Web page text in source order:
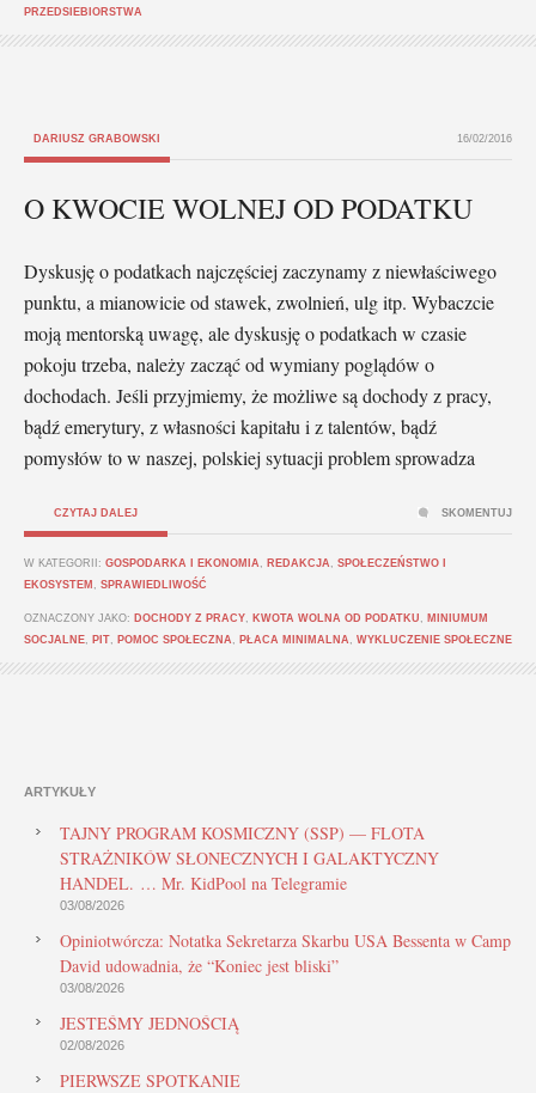
PRZEDSIEBIORSTWA
DARIUSZ GRABOWSKI 16/02/2016
O KWOCIE WOLNEJ OD PODATKU
Dyskusję o podatkach najczęściej zaczynamy z niewłaściwego
punktu, a mianowicie od stawek, zwolnień, ulg itp. Wybaczcie
moją mentorską uwagę, ale dyskusję o podatkach w czasie
pokoju trzeba, należy zacząć od wymiany poglądów o
dochodach. Jeśli przyjmiemy, że możliwe są dochody z pracy,
bądź emerytury, z własności kapitału i z talentów, bądź
pomysłów to w naszej, polskiej sytuacji problem sprowadza
CZYTAJ DALEJ
W KATEGORII: GOSPODARKA I EKONOMIA REDAKCJA
SPOŁECZEŃSTWO I
EKOSYSTEM
SPRAWIEDLIWOŚĆ
OZNACZONY JAKO: DOCHODY Z PRACY KWOTA WOLNA OD PODATKU
MINIUMUM
SOCJALNE
PIT POMOC SPOŁECZNA PŁACA MINIMALNA WYKLUCZENIE SPOŁECZNE
SKOMENTUJ
ARTYKUŁY
TAJNY PROGRAM KOSMICZNY (SSP) — FLOTA
STRAŻNIKÓW SŁONECZNYCH I GALAKTYCZNY
HANDEL. … Mr. KidPool na Telegramie
03/08/2026
Opiniotwórcza: Notatka Sekretarza Skarbu USA Bessenta w Camp
David udowadnia, że “Koniec jest bliski”
03/08/2026
JESTEŚMY JEDNOŚCIĄ
02/08/2026
PIERWSZE SPOTKANIE